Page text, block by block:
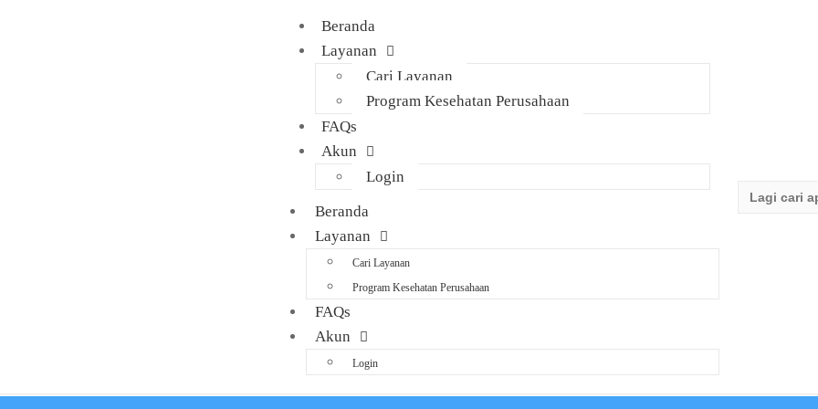
Beranda
Layanan
Cari Layanan
Program Kesehatan Perusahaan
FAQs
Akun
Login
Beranda
Layanan
Cari Layanan
Program Kesehatan Perusahaan
FAQs
Akun
Login
for: